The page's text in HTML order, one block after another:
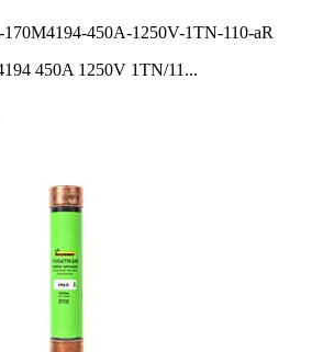
450A 1250V 1TN/11 ...